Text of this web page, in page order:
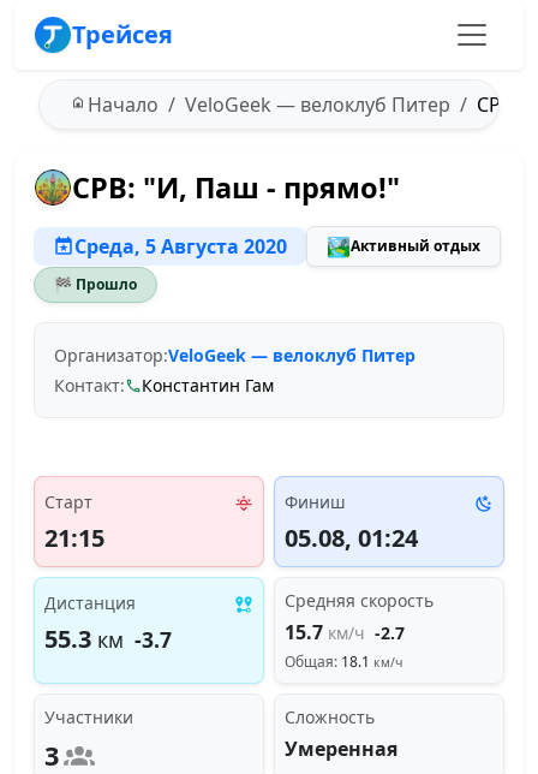
Трейсея
Начало VeloGeek — велоклуб Питер СРВ:
СРВ: "И, Паш - прямо!"
Среда, 5 Августа 2020 🏞️Активный отдых
🏁 Прошло
Организатор:VeloGeek — велоклуб Питер
Контакт:
Константин Гам
Старт
21:15
Финиш
05.08, 01:24
Дистанция
55.3 км -3.7
Средняя скорость
15.7 км/ч -2.7
Общая: 18.1 км/ч
Участники
3
Сложность
Умеренная